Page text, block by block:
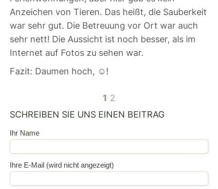
Anzeichen von Tieren. Das heißt, die Sauberkeit
war sehr gut. Die Betreuung vor Ort war auch
sehr nett! Die Aussicht ist noch besser, als im
Internet auf Fotos zu sehen war.
Fazit: Daumen hoch, ☺!
1 2
SCHREIBEN SIE UNS EINEN BEITRAG
Ihr Name
Ihre E-Mail (wird nicht angezeigt)